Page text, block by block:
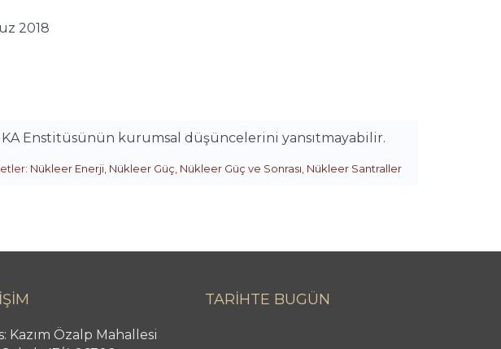
2018
Enstitüsünün kurumsal düşüncelerini yansıtmayabilir.
Nükleer Enerji, Nükleer Güç, Nükleer Güç ve Sonrası, Nükleer Santraller
Kazım Özalp Mahallesi
TARİHTE BUGÜN